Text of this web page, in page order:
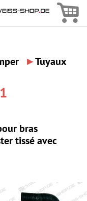
▸Tuyaux
bras
tissé avec